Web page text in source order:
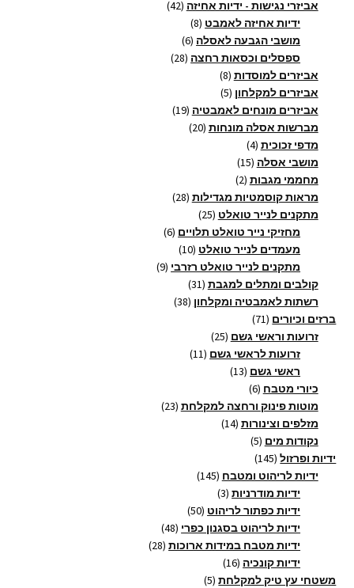
מוצריםאביזרי נגישות - ידיות אחיזה 42
42
ידיות אחיזה לאמבט 8
8
מוצרים מושבי הגבעה לאסלה 6
6
מוצרים ספסלים וכסאות רחצה 28
28
אביזרים למוסדות 8
8
מוצרים
אביזרים למקלחון 5
5
מוצרים
אביזרים מונחים לאמבטיה 19
19
מברשות אסלה מונחות 20
20
מדפי זכוכית 4
4
מוצרים מושבי אסלה 15
15
מוצרים
מחממי מגבות 2
2
מוצרים
מראות קוסמטיות מגדילות 28
28
מתקנים לנייר טואלט 25
25
מוצרים
מחזיקי נייר טואלט תלויים 6
6
מעמדים לנייר טואלט 10
10
מוצריםמתקנים לנייר טואלט רזרבי 9
9
קולבים ומתלים למגבת 31
31
מוצרים רשתות לאמבטיה ומקלחון 38
38
ברזים וכיורים 71
71
מוצרים
זרועות וראשי גשם 25
25
מוצריםזרועות לראשי גשם 11
11
ראשי גשם 13
13
כיורי מטבח 6
6
מוצרים
מוטות פינוק ורחצה למקלחת 23
23
מזלפים וצינורות 14
14
נקודות מים 5
5
ידיות ופרזול 145
145
מוצרים
ידיות לריהוט ומטבח 145
145
ידיות מודרניות 3
3
מוצריםידיות כפתור לריהוט 50
50
מוצריםידיות לריהוט בסגנון כפרי 48
48
מוצרים ידיות מטבח במידות ארוכות 28
28
ידיות קונכיה 16
16
מוצריםמשטחי עץ טיק למקלחת 5
5